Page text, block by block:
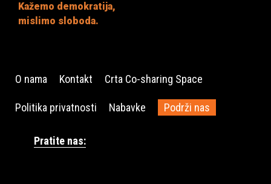
Kažemo demokratija,
mislimo sloboda.
O nama Kontakt Crta Co-sharing Space
Politika privatnosti Nabavke Podrži nas
Pratite nas: